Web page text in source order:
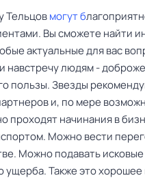
Тельцовмогут б
Вы сможете найти
актуальные для вас
навстречу людям -
пользы. Звезды
и, по мере
проходят начинания в
Можно вести
Можно подавать
Также это хорошее